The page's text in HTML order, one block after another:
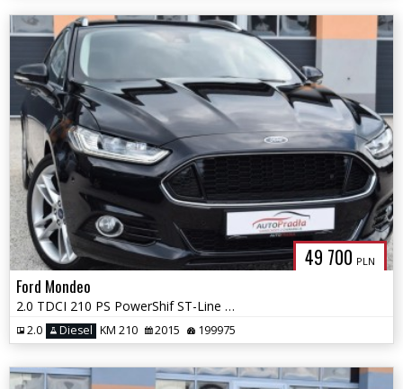
49 700 PLN
Ford Mondeo
2.0 TDCI 210 PS PowerShif ST-Line Fuul Ledy kamera Łopatki Navi Sony
2.0 Diesel KM 210 2015 199975